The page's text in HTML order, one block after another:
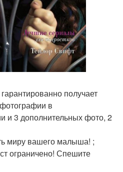
получает
в
и 3 дополнительных фото, 2
миру вашего малыша! ;
ограничено! Спешите